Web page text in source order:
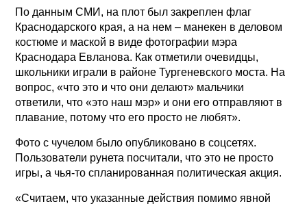
По данным СМИ, на плот был закреплен флаг
Краснодарского края, а на нем – манекен в деловом
костюме и маской в виде фотографии мэра
Краснодара Евланова. Как отметили очевидцы,
школьники играли в районе Тургеневского моста. На
вопрос, «что это и что они делают» мальчики
ответили, что «это наш мэр» и они его отправляют в
плавание, потому что его просто не любят».
Фото с чучелом было опубликовано в соцсетях.
Пользователи рунета посчитали, что это не просто
игры, а чья-то спланированная политическая акция.
«Считаем, что указанные действия помимо явной